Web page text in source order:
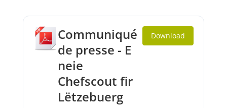
Communiqué
de presse - E
neie
Chefscout fir
Lëtzebuerg
Download